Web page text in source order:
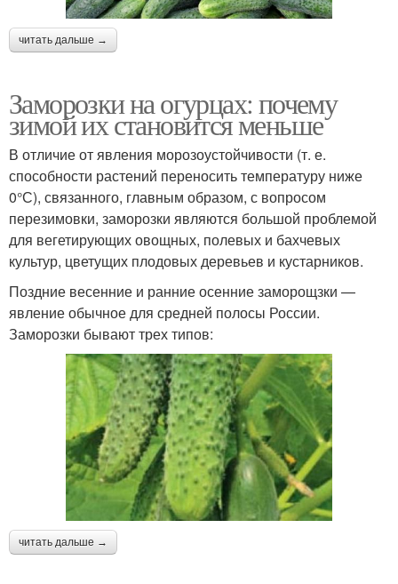
читать дальше →
Заморозки на огурцах: почему
зимой их становится меньше
В отличие от явления морозоустойчивости (т. е.
способности растений переносить температуру ниже
0°С), связанного, главным образом, с вопросом
перезимовки, заморозки являются большой проблемой
для вегетирующих овощных, полевых и бахчевых
культур, цветущих плодовых деревьев и кустарников.
Поздние весенние и ранние осенние заморощзки —
явление обычное для средней полосы России.
Заморозки бывают трех типов:
читать дальше →